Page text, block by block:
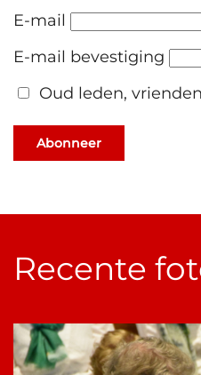
E-mail
E-mail bevestiging
Oud leden,
Abonneer
Recente